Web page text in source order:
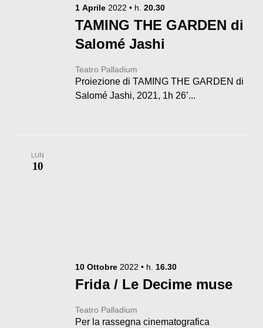
1 Aprile 2022 • h. 20.30
TAMING THE GARDEN di
Salomé Jashi
Teatro Palladium
Proiezione di TAMING THE GARDEN di
Salomé Jashi, 2021, 1h 26’...
LUN
10
10 Ottobre 2022 • h. 16.30
Frida / Le Decime muse
Teatro Palladium
Per la rassegna cinematografica